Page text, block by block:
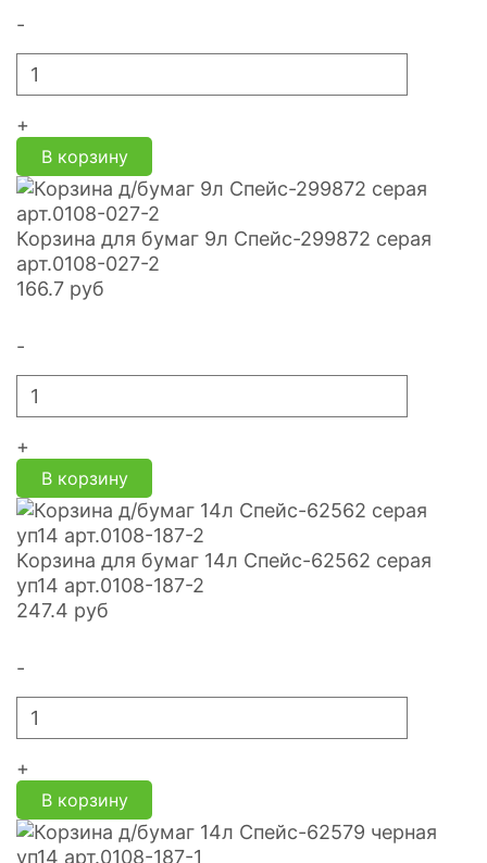
-
+
В корзину
Корзина для бумаг 9л Спейс-299872 серая
арт.0108-027-2
166.7 руб
-
+
В корзину
Корзина для бумаг 14л Спейс-62562 серая
уп14 арт.0108-187-2
247.4 руб
-
+
В корзину